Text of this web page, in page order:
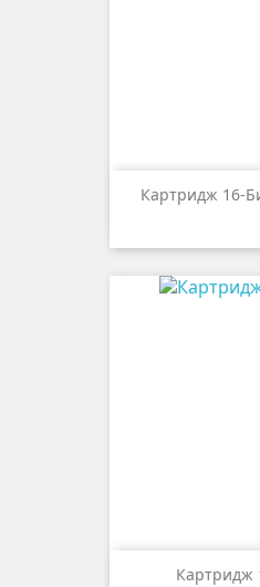
Картридж 16-
Картридж